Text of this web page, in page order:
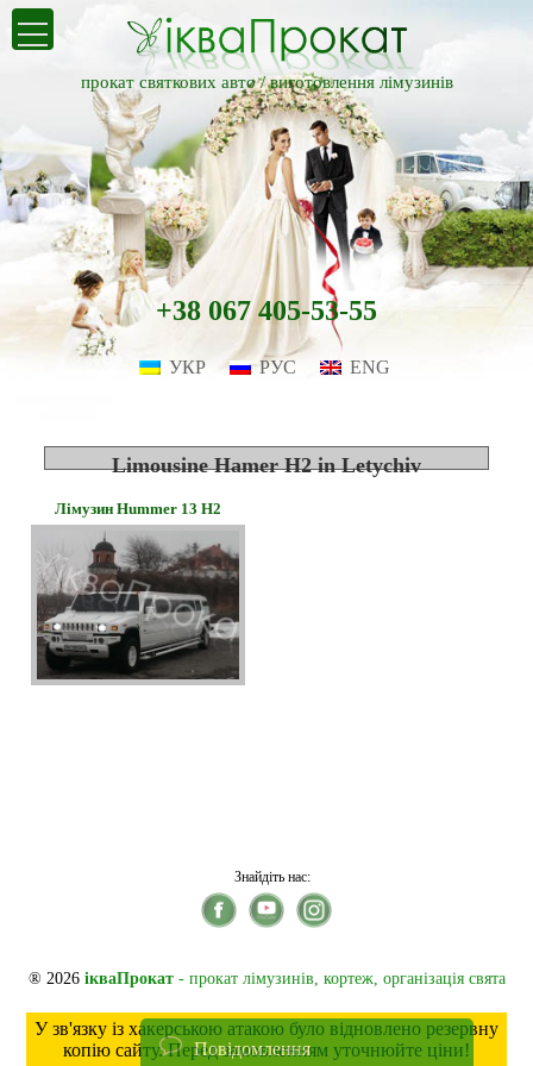
прокат святкових авто /виготовлення лімузинів
+38 067 405-53-55
УКР РУС ENG
Limousine Hamer H2 in Letychiv
Лімузин Hummer 13 H2
Знайдіть нас:
® 2026 ікваПрокат- прокат лімузинів, кортеж, організація свята
У зв'язку із хакерською атакою було відновлено резервну
копію сайту. Перед замовленням уточнюйте ціни!
Повідомлення